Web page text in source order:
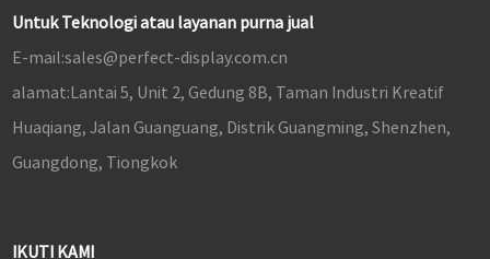
Untuk Teknologi atau layanan purna jual
E-mail:sales@perfect-display.com.cn
alamat:Lantai 5, Unit 2, Gedung 8B, Taman Industri Kreatif
Huaqiang, Jalan Guanguang, Distrik Guangming, Shenzhen,
Guangdong, Tiongkok
IKUTI KAMI